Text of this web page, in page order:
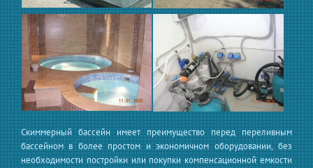
Скиммерный бассейн имеет преимущество перед переливным
бассейном в более простом и экономичном оборудовании, без
необходимости постройки или покупки компенсационной емкости